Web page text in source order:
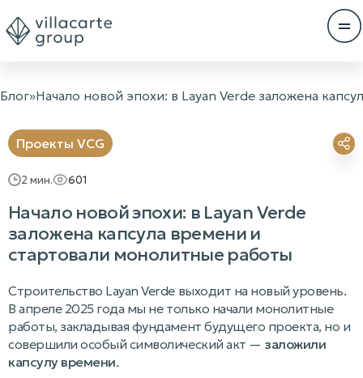
Блог»Начало новой эпохи: в Layan Verde заложена
Проекты VCG
2 мин. 601
Начало новой эпохи: в Layan Verde
заложена капсула времени и
стартовали монолитные работы
Строительство Layan Verde выходит на новый уровень.
В апреле 2025 года мы не только начали монолитные
работы, закладывая фундамент будущего проекта, но и
совершили особый символический акт — заложили
капсулу времени.